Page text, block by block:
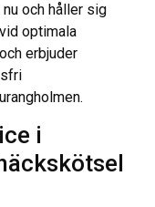
och håller sig
optimala
erbjuder
i